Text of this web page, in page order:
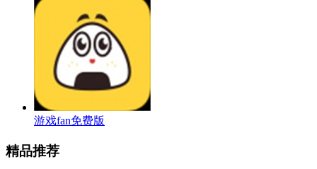
游戏fan免费版
精品推荐